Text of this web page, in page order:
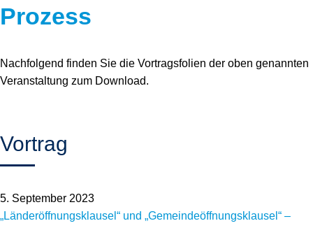
Wärme
Newsletter
Schriften zum Umweltenergierecht
Prozess
Nachfolgend finden Sie die Vortragsfolien der oben genannten
Veranstaltung zum Download.
Vortrag
5. September 2023
„Länderöffnungsklausel“ und „Gemeindeöffnungsklausel“ –